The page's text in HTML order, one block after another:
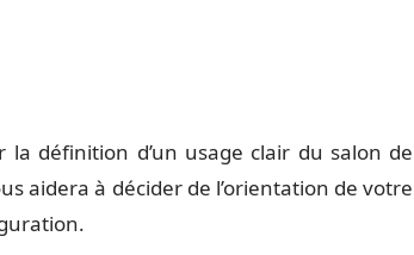
définition d’un usage clair du salon de
aidera à décider de l’orientation de votre